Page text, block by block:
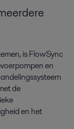
is FlowSync
en
de
en het